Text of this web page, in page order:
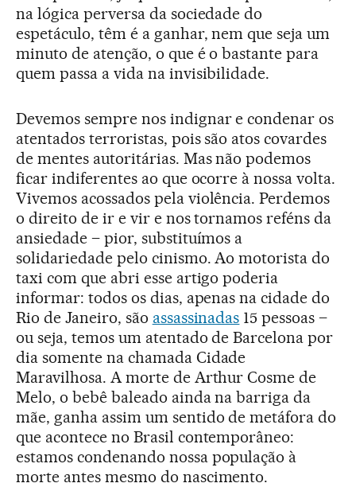
na lógica perversa da sociedade do
espetáculo, têm é a ganhar, nem que seja um
minuto de atenção, o que é o bastante para
quem passa a vida na invisibilidade.
Devemos sempre nos indignar e condenar os
atentados terroristas, pois são atos covardes
de mentes autoritárias. Mas não podemos
ficar indiferentes ao que ocorre à nossa volta.
Vivemos acossados pela violência. Perdemos
o direito de ir e vir e nos tornamos reféns da
ansiedade – pior, substituímos a
solidariedade pelo cinismo. Ao motorista do
taxi com que abri esse artigo poderia
informar: todos os dias, apenas na cidade do
Rio de Janeiro, são assassinadas 15 pessoas –
ou seja, temos um atentado de Barcelona por
dia somente na chamada Cidade
Maravilhosa. A morte de Arthur Cosme de
Melo, o bebê baleado ainda na barriga da
mãe, ganha assim um sentido de metáfora do
que acontece no Brasil contemporâneo:
estamos condenando nossa população à
morte antes mesmo do nascimento.